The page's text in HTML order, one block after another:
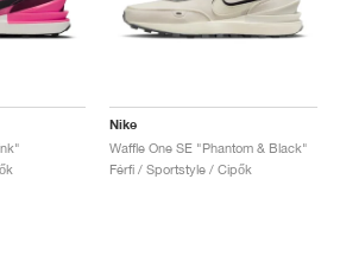
Nike
Waffle One SE "Phantom & Black"
Férfi / Sportstyle / Cipők